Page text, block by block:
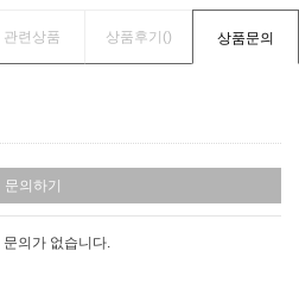
관련상품 상품후기() 상품문의
문의하기
문의가 없습니다.